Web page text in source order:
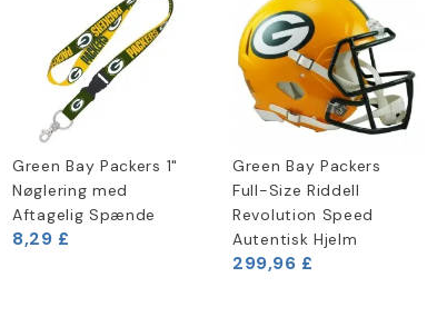
Green Bay Packers 1"
Nøglering med
Aftagelig Spænde
8,29 £
Green Bay Packers
Full-Size Riddell
Revolution Speed
Autentisk Hjelm
299,96 £